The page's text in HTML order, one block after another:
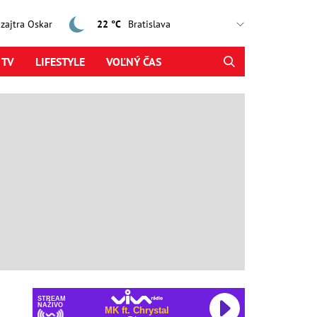
Oskar 22 °C
LIFESTYLE VOĽNÝ ČAS
STREAM
NAŽIVO
MK ft. Chrystal